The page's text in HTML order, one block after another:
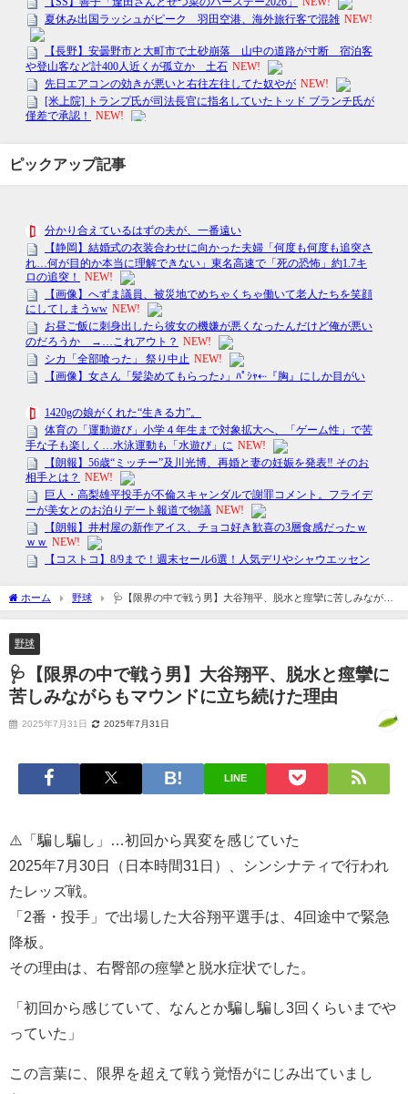
ピックアップ記事
ホーム 野球
🩺【限界の中で戦う男】大谷翔平、脱水と痙攣に苦しみながら
もマウンドに立ち続けた理由
野球
🩺【限界の中で戦う男】大谷翔平、脱水と痙攣に
苦しみながらもマウンドに立ち続けた理由
2025年7月31日 2025年7月31日
LINE
⚠️「騙し騙し」…初回から異変を感じていた
2025年7月30日（日本時間31日）、シンシナティで行われ
たレッズ戦。
「2番・投手」で出場した大谷翔平選手は、4回途中で緊急
降板。
その理由は、右臀部の痙攣と脱水症状でした。
「初回から感じていて、なんとか騙し騙し3回くらいまでや
っていた」
この言葉に、限界を超えて戦う覚悟がにじみ出ていまし